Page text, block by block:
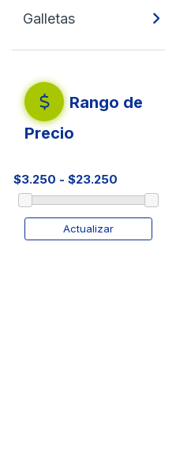
Galletas
Rango de
Precio
Actualizar